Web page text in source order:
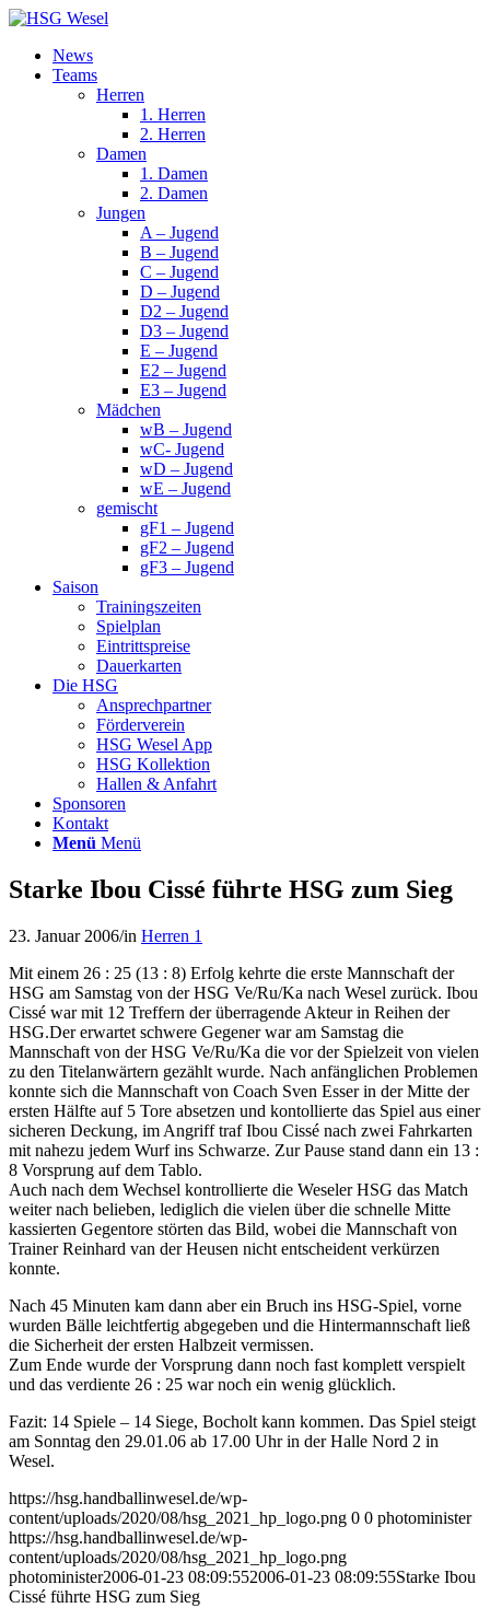
News
Teams
Herren
1. Herren
2. Herren
Damen
1. Damen
2. Damen
Jungen
A – Jugend
B – Jugend
C – Jugend
D – Jugend
D2 – Jugend
D3 – Jugend
E – Jugend
E2 – Jugend
E3 – Jugend
Mädchen
wB – Jugend
wC- Jugend
wD – Jugend
wE – Jugend
gemischt
gF1 – Jugend
gF2 – Jugend
gF3 – Jugend
Saison
Trainingszeiten
Spielplan
Eintrittspreise
Dauerkarten
Die HSG
Ansprechpartner
Förderverein
HSG Wesel App
HSG Kollektion
Hallen & Anfahrt
Sponsoren
Kontakt
Menü Menü
Starke Ibou Cissé führte HSG zum Sieg
23. Januar 2006/in Herren 1
Mit einem 26 : 25 (13 : 8) Erfolg kehrte die erste Mannschaft der
HSG am Samstag von der HSG Ve/Ru/Ka nach Wesel zurück. Ibou
Cissé war mit 12 Treffern der überragende Akteur in Reihen der
HSG.Der erwartet schwere Gegener war am Samstag die
Mannschaft von der HSG Ve/Ru/Ka die vor der Spielzeit von vielen
zu den Titelanwärtern gezählt wurde. Nach anfänglichen Problemen
konnte sich die Mannschaft von Coach Sven Esser in der Mitte der
ersten Hälfte auf 5 Tore absetzen und kontollierte das Spiel aus einer
sicheren Deckung, im Angriff traf Ibou Cissé nach zwei Fahrkarten
mit nahezu jedem Wurf ins Schwarze. Zur Pause stand dann ein 13 :
8 Vorsprung auf dem Tablo.
Auch nach dem Wechsel kontrollierte die Weseler HSG das Match
weiter nach belieben, lediglich die vielen über die schnelle Mitte
kassierten Gegentore störten das Bild, wobei die Mannschaft von
Trainer Reinhard van der Heusen nicht entscheident verkürzen
konnte.
Nach 45 Minuten kam dann aber ein Bruch ins HSG-Spiel, vorne
wurden Bälle leichtfertig abgegeben und die Hintermannschaft ließ
die Sicherheit der ersten Halbzeit vermissen.
Zum Ende wurde der Vorsprung dann noch fast komplett verspielt
und das verdiente 26 : 25 war noch ein wenig glücklich.
Fazit: 14 Spiele – 14 Siege, Bocholt kann kommen. Das Spiel steigt
am Sonntag den 29.01.06 ab 17.00 Uhr in der Halle Nord 2 in
Wesel.
https://hsg.handballinwesel.de/wp-
content/uploads/2020/08/hsg_2021_hp_logo.png 0 0 photominister
https://hsg.handballinwesel.de/wp-
content/uploads/2020/08/hsg_2021_hp_logo.png
photominister2006-01-23 08:09:552006-01-23 08:09:55Starke Ibou
Cissé führte HSG zum Sieg